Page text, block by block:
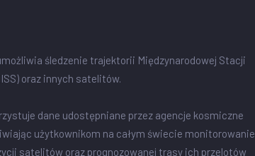
śledzenie trajektorii Międzynarodowej Stacji
oraz innych satelitów.
dane udostępniane przez agencje kosmiczne
użytkownikom na całym świecie monitorowanie
satelitów oraz prognozowanej trasy ich przelotów